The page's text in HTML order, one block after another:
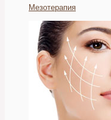
Мезотерапия